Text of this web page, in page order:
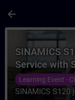
arrow_back
Curso -
SINAMICS
Service with
Learning Event -
SINAMICS S120